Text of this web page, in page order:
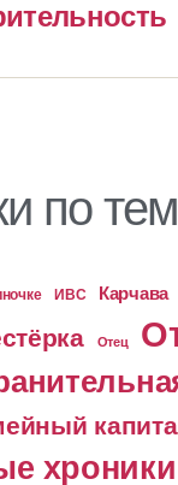
по
ИВС Карчава
Отец
хроники